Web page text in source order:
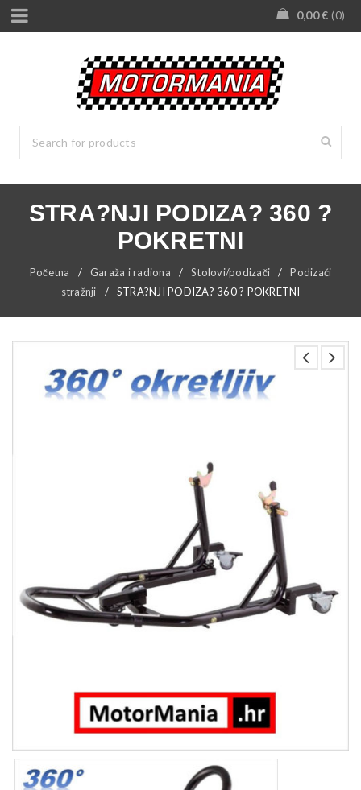
0,00€ 0
STRA?NJI PODIZA? 360 ?
POKRETNI
Početna / Garaža i radiona / Stolovi/podizači /
Podizaći
stražnji
/ STRA?NJI PODIZA? 360 ? POKRETNI